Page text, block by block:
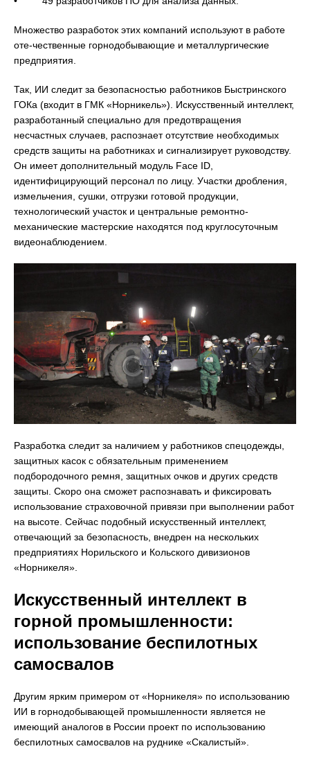
Множество разработок этих компаний используют в работе
оте-чественные горнодобывающие и металлургические
предприятия.
Так, ИИ следит за безопасностью работников Быстринского
ГОКа (входит в ГМК «Норникель»). Искусственный интеллект,
разработанный специально для предотвращения
несчастных случаев, распознает отсутствие необходимых
средств защиты на работниках и сигнализирует руководству.
Он имеет дополнительный модуль Face ID,
идентифицирующий персонал по лицу. Участки дробления,
измельчения, сушки, отгрузки готовой продукции,
технологический участок и центральные ремонтно-
механические мастерские находятся под круглосуточным
видеонаблюдением.
Разработка следит за наличием у работников спецодежды,
защитных касок с обязательным применением
подбородочного ремня, защитных очков и других средств
защиты. Скоро она сможет распознавать и фиксировать
использование страховочной привязи при выполнении работ
на высоте. Сейчас подобный искусственный интеллект,
отвечающий за безопасность, внедрен на нескольких
предприятиях Норильского и Кольского дивизионов
«Норникеля».
Искусственный интеллект в
горной промышленности:
использование беспилотных
самосвалов
Другим ярким примером от «Норникеля» по использованию
ИИ в горнодобывающей промышленности является не
имеющий аналогов в России проект по использованию
беспилотных самосвалов на руднике «Скалистый».